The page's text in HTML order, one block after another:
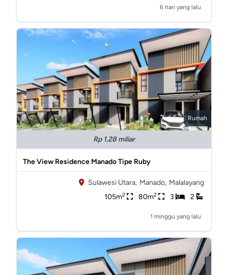
6 hari yang lalu
Rumah
Rp 1.28 miliar
The View Residence Manado Tipe Ruby
Sulawesi Utara, Manado, Malalayang
105m2 80m2 3 2
1 minggu yang lalu